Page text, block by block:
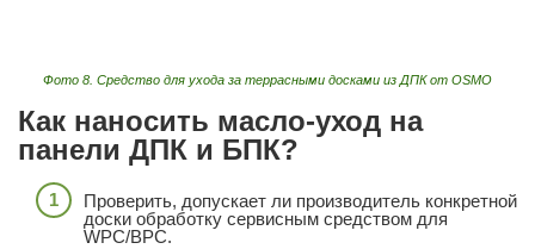
Фото 8. Средство для ухода за террасными досками из ДПК от OSMO
Как наносить масло-уход на
панели ДПК и БПК?
Проверить, допускает ли производитель конкретной
доски обработку сервисным средством для
WPC/BPC.